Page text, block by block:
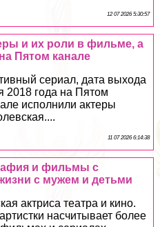
12 07 2026 5:30:57
и их роли в фильме, а
Пятом канале
сериал, дата выхода
2018 года на Пятом
исполнили актеры
11 07 2026 6:14:38
и фильмы с
с мужем и детьми
актриса театра и кино.
насчитывает более